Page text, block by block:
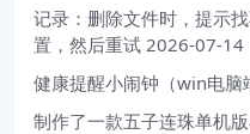
记录：删除文件时，提示
置，然后重试 2026-07-14
健康提醒小闹钟（win电脑
制作了一款五子连珠单机